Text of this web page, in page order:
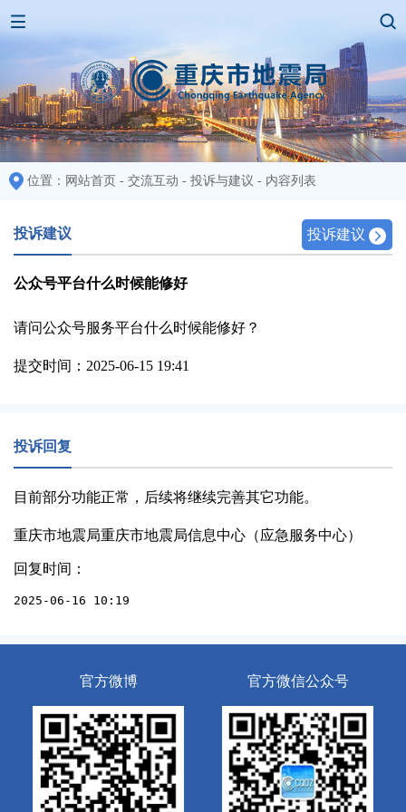
位置： 网站首页 - 交流互动 - 投诉与建议 - 内容列表
投诉建议
投诉建议
公众号平台什么时候能修好
请问公众号服务平台什么时候能修好？
提交时间：2025-06-15 19:41
投诉回复
目前部分功能正常，后续将继续完善其它功能。
重庆市地震局重庆市地震局信息中心（应急服务中心）
回复时间：
2025-06-16 10:19
官方微博 官方微信公众号